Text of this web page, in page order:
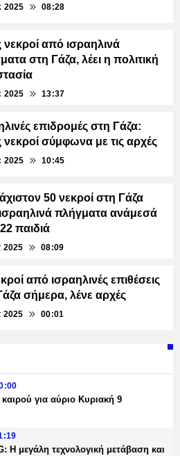
2025 08:28
νεκροί από ισραηλινά
στη Γάζα, λέει η πολιτική
2025 13:37
επιδρομές στη Γάζα:
νεκροί σύμφωνα με τις αρχές
2025 10:45
50 νεκροί στη Γάζα
πλήγματα ανάμεσά
παιδιά
2025 08:09
από ισραηλινές επιθέσεις
σήμερα, λένε αρχές
2025 00:01
για αύριο Κυριακή 9
Η μεγάλη τεχνολογική μετάβαση και